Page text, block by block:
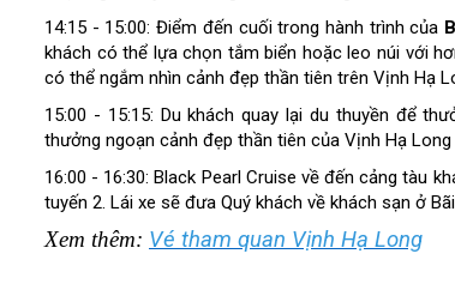
14:15 - 15:00: Điểm đến cuối trong hành trình của
khách có thể lựa chọn tắm biển hoặc leo núi với
có thể ngắm nhìn cảnh đẹp thần tiên trên Vịnh Hạ
15:00 - 15:15: Du khách quay lại du thuyền để
thưởng ngoạn cảnh đẹp thần tiên của Vịnh Hạ
16:00 - 16:30: Black Pearl Cruise về đến cảng tàu
tuyến 2. Lái xe sẽ đưa Quý khách về khách sạn ở Bãi
Xem thêm: Vé tham quan Vịnh Hạ Long